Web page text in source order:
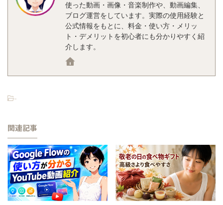
使った動画・画像・音楽制作や、動画編集、
ブログ運営をしています。実際の使用経験と
公式情報をもとに、料金・使い方・メリッ
ト・デメリットを初心者にも分かりやすく紹
介します。
-
関連記事